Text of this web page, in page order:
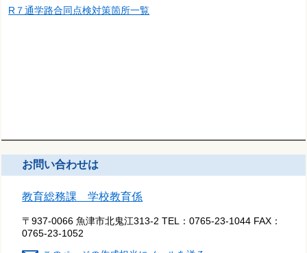
R７通学路合同点検対策箇所一覧
お問い合わせは
教育総務課 学校教育係
〒937-0066 魚津市北鬼江313-2 TEL：0765-23-1044 FAX：
0765-23-1052